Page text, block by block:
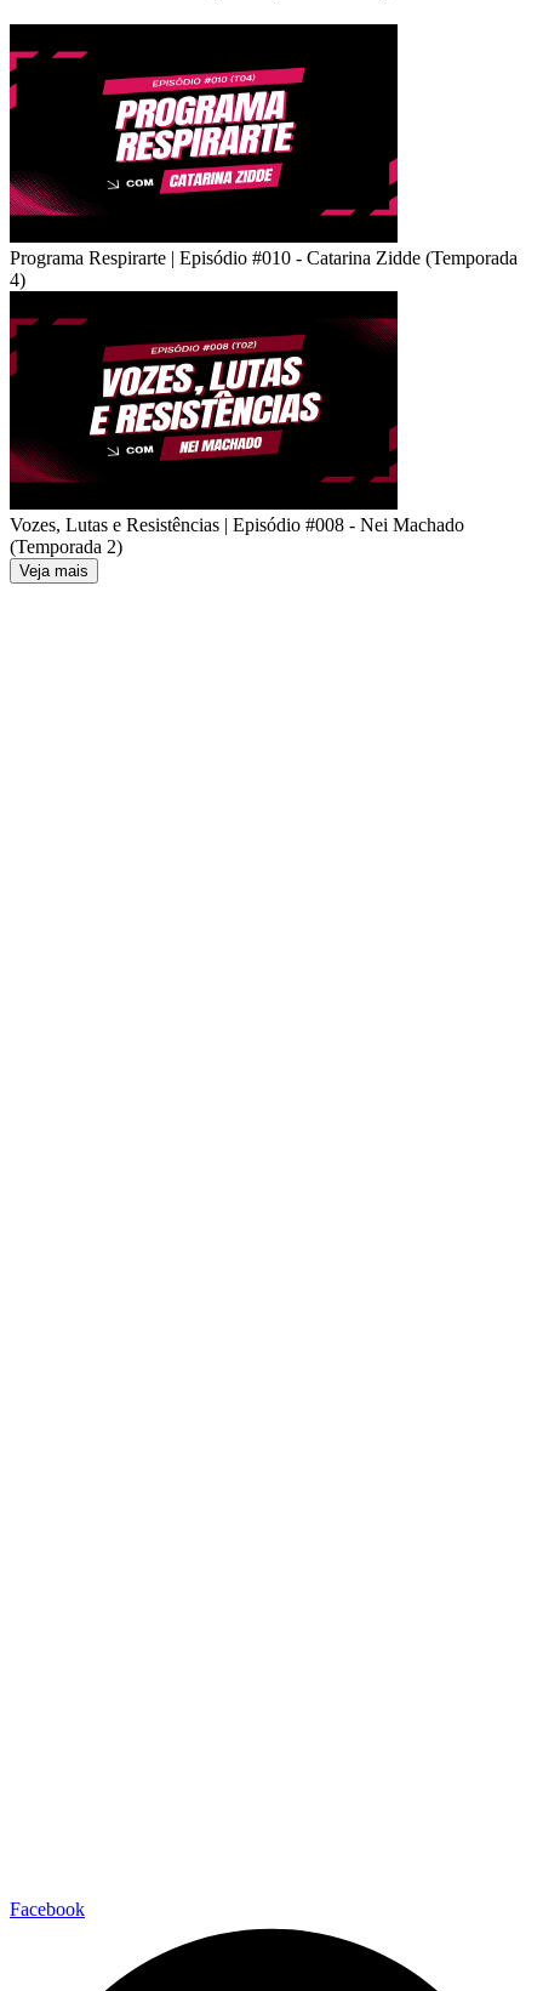
Programa Respirarte | Episódio #010 - Catarina Zidde (Temporada
4)
Vozes, Lutas e Resistências | Episódio #008 - Nei Machado
(Temporada 2)
Veja mais
Facebook